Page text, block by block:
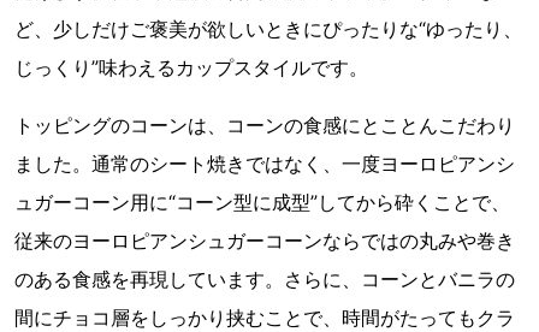
ど、少しだけご褒美が欲しいときにぴったりな“ゆったり、
じっくり”味わえるカップスタイルです。
トッピングのコーンは、コーンの食感にとことんこだわり
ました。通常のシート焼きではなく、一度ヨーロピアンシ
ュガーコーン用に“コーン型に成型”してから砕くことで、
従来のヨーロピアンシュガーコーンならではの丸みや巻き
のある食感を再現しています。さらに、コーンとバニラの
間にチョコ層をしっかり挟むことで、時間がたってもクラ